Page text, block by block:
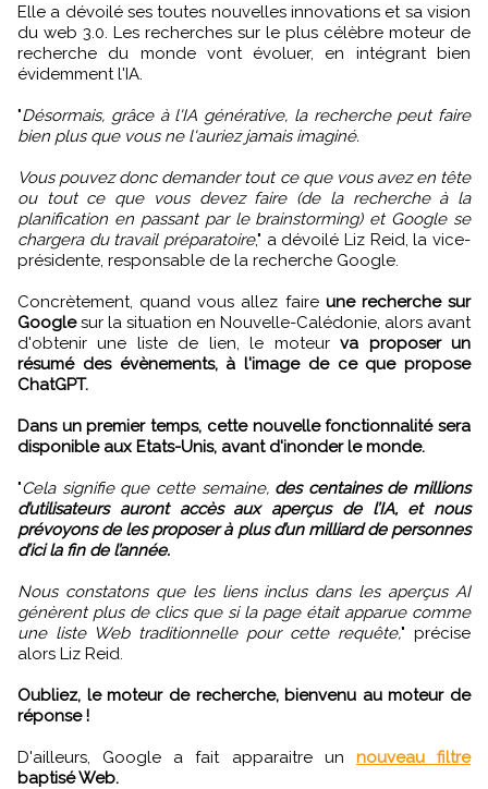
Elle a dévoilé ses toutes nouvelles innovations et sa vision
du web 3.0. Les recherches sur le plus célèbre moteur de
recherche du monde vont évoluer, en intégrant bien
évidemment l'IA.
"Désormais, grâce à l'IA générative, la recherche peut faire
bien plus que vous ne l'auriez jamais imaginé.
Vous pouvez donc demander tout ce que vous avez en tête
ou tout ce que vous devez faire (de la recherche à la
planification en passant par le brainstorming) et Google se
chargera du travail préparatoire," a dévoilé Liz Reid, la vice-
présidente, responsable de la recherche Google.
Concrètement, quand vous allez faire une recherche sur
Googlesur la situation en Nouvelle-Calédonie, alors avant
d'obtenir une liste de lien, le moteurva proposer un
résumé des évènements, à l'image de ce que propose
ChatGPT.
Dans un premier temps, cette nouvelle fonctionnalité sera
disponible aux Etats-Unis, avant d'inonder le monde.
"Cela signifie que cette semaine, des centaines de millions
d’utilisateurs auront accès aux aperçus de l’IA, et nous
prévoyons de les proposer à plus d’un milliard de personnes
d’ici la fin de l’année.
Nous constatons que les liens inclus dans les aperçus AI
génèrent plus de clics que si la page était apparue comme
une liste Web traditionnelle pour cette requête," précise
alors Liz Reid.
Oubliez, le moteur de recherche, bienvenu au moteur de
réponse !
D'ailleurs, Google a fait apparaitre un nouveau filtre
baptisé Web.